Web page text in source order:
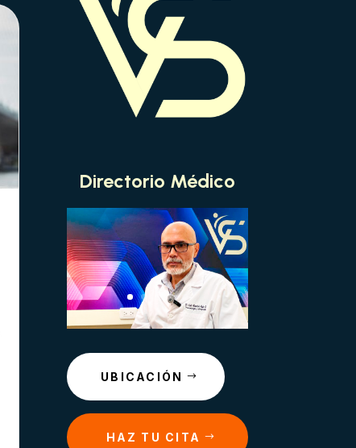
Directorio Médico
UBICACIÓN
HAZ TU CITA